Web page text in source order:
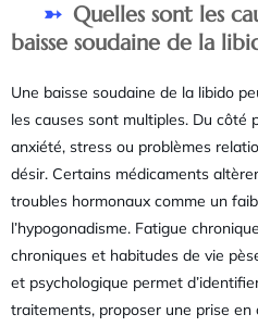
Quelles sont les
baisse soudaine de la
Une baisse soudaine de la libido
les causes sont multiples. Du côté
anxiété, stress ou problèmes
désir. Certains médicaments
troubles hormonaux comme un
l’hypogonadisme. Fatigue
chroniques et habitudes de vie
et psychologique permet
traitements, proposer une prise en